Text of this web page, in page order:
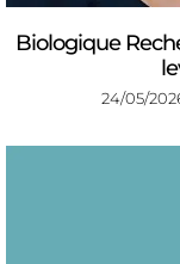
Biologique
24/05/